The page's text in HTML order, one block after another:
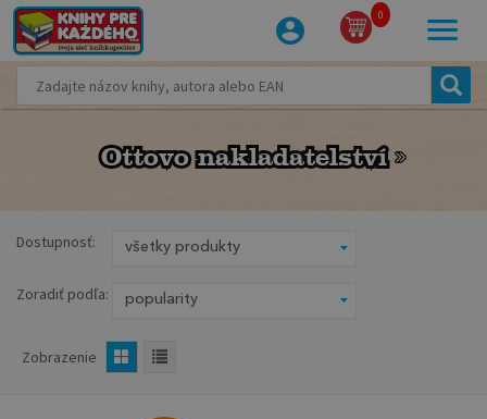
0
Ottovo nakladatelství
Ottovo nakladatelství
Dostupnosť:
Zoradiť podľa:
Zobrazenie